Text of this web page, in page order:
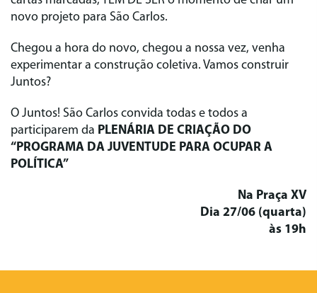
novo projeto para São Carlos.
Chegou a hora do novo, chegou a nossa vez, venha
experimentar a construção coletiva. Vamos construir
Juntos?
O Juntos! São Carlos convida todas e todos a
participarem da PLENÁRIA DE CRIAÇÃO DO
“PROGRAMA DA JUVENTUDE PARA OCUPAR A
POLÍTICA”
Na Praça XV
Dia 27/06 (quarta)
às 19h